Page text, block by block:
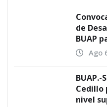
de
BUAP
Ago
Cedillo
nivel